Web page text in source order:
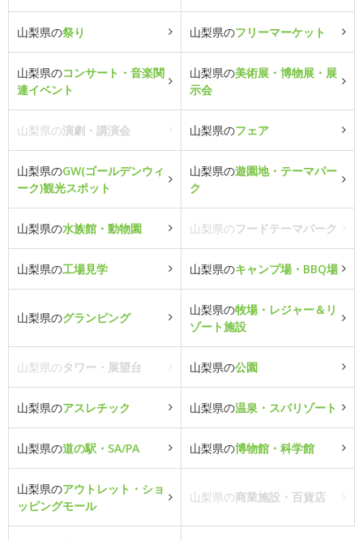
山梨県の祭り 山梨県のフリーマーケット
山梨県のコンサート・音楽関
連イベント
山梨県の美術展・博物展・展
示会
山梨県の演劇・講演会 山梨県のフェア
山梨県のGW(ゴールデンウィ
ーク)観光スポット
山梨県の遊園地・テーマパー
ク
山梨県の水族館・動物園 山梨県のフードテーマパーク
山梨県の工場見学 山梨県のキャンプ場・BBQ場
山梨県のグランピング
山梨県の牧場・レジャー＆リ
ゾート施設
山梨県のタワー・展望台 山梨県の公園
山梨県のアスレチック 山梨県の温泉・スパリゾート
山梨県の道の駅・SA/PA 山梨県の博物館・科学館
山梨県のアウトレット・ショ
ッピングモール
山梨県の商業施設・百貨店